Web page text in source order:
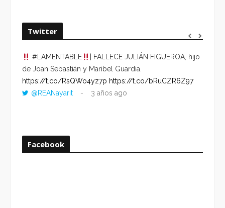
Twitter
#LAMENTABLE
| FALLECE JULIÁN FIGUEROA, hijo
de Joan Sebastián y Maribel Guardia.
https://t.co/RsQWo4yz7p https://t.co/bRuCZR6Z97
@REANayarit
3 años ago
Facebook